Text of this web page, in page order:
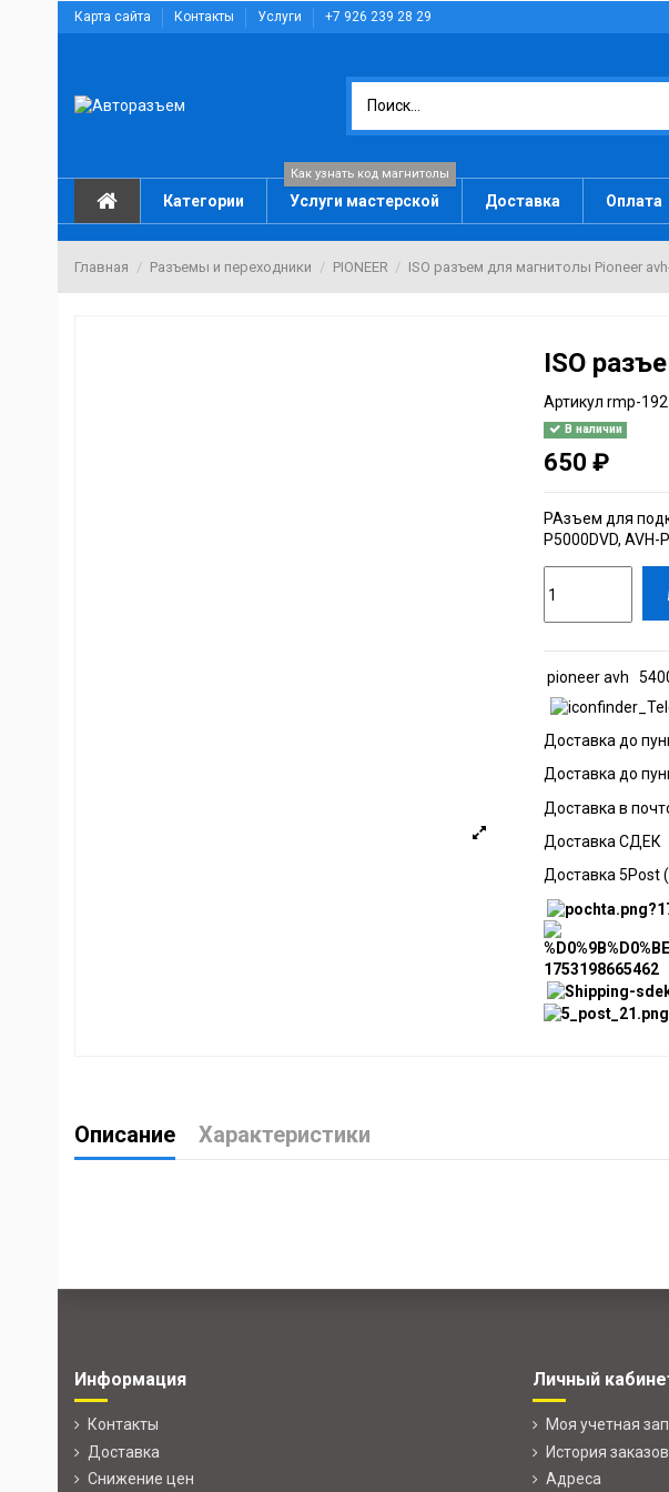
Карта сайта Контакты Услуги +7 926 239 28 29
Категории Услуги мастерской
Как узнать код магнитолы
Доставка Оплата
Главная Разъемы и переходники PIONEER ISO разъем для магнитолы Pioneer
ISO
Артикул rmp-
В наличии
650 ₽
РАзъем для
P5000DVD, AVH-
pioneer avh
Доставка до
Доставка до
Доставка в
Доставка СДЕК
Доставка 5Post
Описание Характеристики
Информация
Контакты
Доставка
Снижение цен
Личный
Моя учетная
История заказов
Адреса